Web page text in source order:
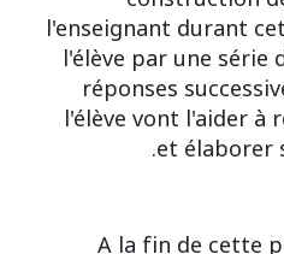
l'enseignant durant
l'élève par une
réponses
l'élève vont l'aider
et élaborer